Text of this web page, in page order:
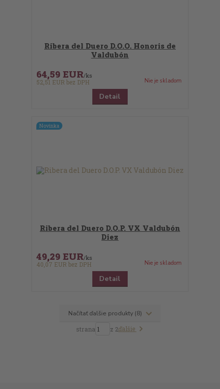
Ribera del Duero D.O.O. Honoris de
Valdubón
64,59 EUR/ks
52,51 EUR bez DPH Nie je skladom
Detail
Novinka
Ribera del Duero D.O.P. VX Valdubón
Diez
49,29 EUR/ks
40,07 EUR bez DPH Nie je skladom
Detail
Načítať ďalšie produkty (8)
strana z 2ďalšie